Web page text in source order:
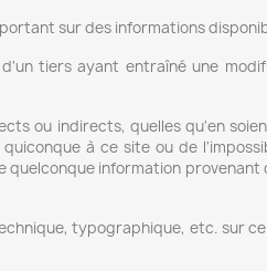
sur des informations
tiers ayant entraîné une
ou indirects, quelles qu'en
à ce site ou de
quelconque information
typographique, etc. sur